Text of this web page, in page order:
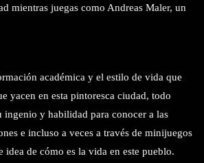
mientras juegas como Andreas Maler, un
académica y el estilo de vida que
yacen en esta pintoresca ciudad, todo
ingenio y habilidad para conocer a las
e incluso a veces a través de minijuegos
de cómo es la vida en este pueblo.